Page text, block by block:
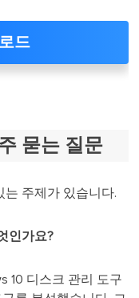
드
묻는 질문
는 주제가 있습니다.
인가요?
10 디스크 관리 도구